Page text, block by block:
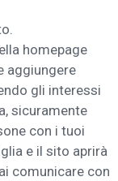
homepage
aggiungere
gli interessi
sicuramente
con i tuoi
e il sito aprirà
comunicare con